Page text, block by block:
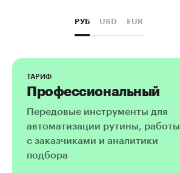
РУБ USD EUR
Профессиональный
Передовые инструменты для
автоматизации рутины, работы
с заказчиками и аналитики
подбора